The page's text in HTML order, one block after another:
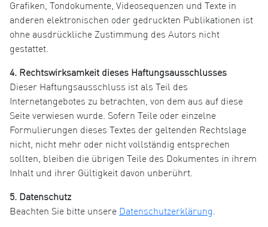
Grafiken, Tondokumente, Videosequenzen und Texte in
anderen elektronischen oder gedruckten Publikationen ist
ohne ausdrückliche Zustimmung des Autors nicht
gestattet.
4. Rechtswirksamkeit dieses Haftungsausschlusses
Dieser Haftungsausschluss ist als Teil des
Internetangebotes zu betrachten, von dem aus auf diese
Seite verwiesen wurde. Sofern Teile oder einzelne
Formulierungen dieses Textes der geltenden Rechtslage
nicht, nicht mehr oder nicht vollständig entsprechen
sollten, bleiben die übrigen Teile des Dokumentes in ihrem
Inhalt und ihrer Gültigkeit davon unberührt.
5. Datenschutz
Beachten Sie bitte unsere Datenschutzerklärung.